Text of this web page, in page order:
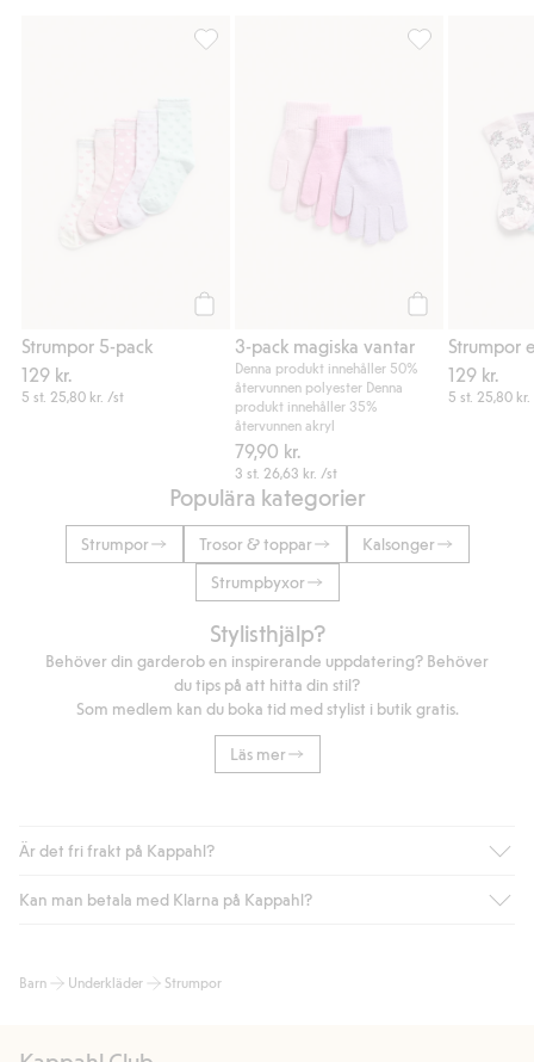
Strumpor 5-pack
129 kr.
5 st. 25,80 kr. /st
3-pack magiska vantar
Denna produkt innehåller 50%
återvunnen polyester Denna
produkt innehåller 35%
återvunnen akryl
79,90 kr.
3 st.26,63 kr. /st
129 kr.
5 st.25,80 kr.
Populära kategorier
Strumpor Trosor & toppar
Kalsonger
Strumpbyxor
Stylisthjälp?
Behöver din garderob en inspirerande uppdatering? Behöver
du tips på att hitta din stil?
Som medlem kan du boka tid med stylist i butik gratis.
Läs mer
Är det fri frakt på Kappahl?
Är du medlem i Kappahl Club har du alltid gratis frakt till butik
automatik efter du loggat in och identifierats som medlem.
Kan man betala med Klarna på Kappahl?
bland annat faktura och swish men även andra betalningssätt.
Barn Underkläder Strumpor